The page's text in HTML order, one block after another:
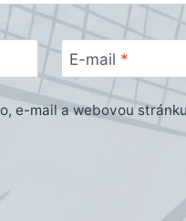
E-mail *
e-mail a webovou